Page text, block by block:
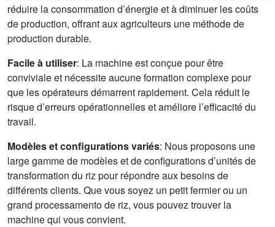
réduire la consommation d’énergie et à diminuer les coûts
de production, offrant aux agriculteurs une méthode de
production durable.
Facile à utiliser: La machine est conçue pour être
conviviale et nécessite aucune formation complexe pour
que les opérateurs démarrent rapidement. Cela réduit le
risque d’erreurs opérationnelles et améliore l’efficacité du
travail.
Modèles et configurations variés: Nous proposons une
large gamme de modèles et de configurations d’unités de
transformation du riz pour répondre aux besoins de
différents clients. Que vous soyez un petit fermier ou un
grand processamento de riz, vous pouvez trouver la
machine qui vous convient.